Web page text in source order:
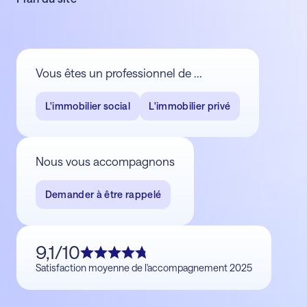
Vous êtes un professionnel de ...
L'immobilier social L'immobilier privé
Nous vous accompagnons
Demander à être rappelé
9,1/10
Satisfaction moyenne de l'accompagnement 2025